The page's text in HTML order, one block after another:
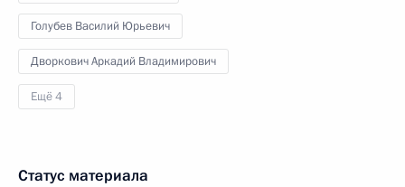
Голубев Василий Юрьевич
Дворкович Аркадий Владимирович
Ещё 4
Статус материала